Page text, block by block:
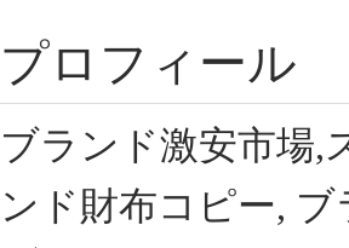
プロフィール
ブランド激安市場,
ンド財布コピー,